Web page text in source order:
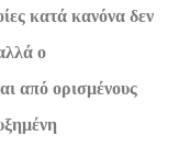
κατά κανόνα δεν
ο
από ορισμένους